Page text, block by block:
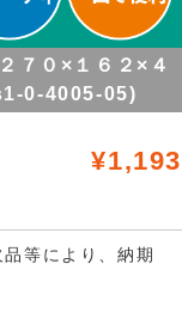
０×１６２×４
0-4005-05)
¥1,193
等により、納期